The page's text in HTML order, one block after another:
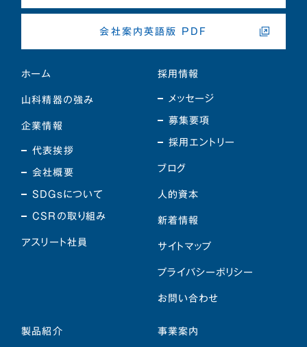
会社案内英語版 PDF
ホーム
山科精器の強み
企業情報
代表挨拶
会社概要
SDGsについて
CSRの取り組み
アスリート社員
事業案内
製品紹介
採用情報
メッセージ
募集要項
採用エントリー
ブログ
人的資本
新着情報
サイトマップ
プライバシーポリシー
お問い合わせ